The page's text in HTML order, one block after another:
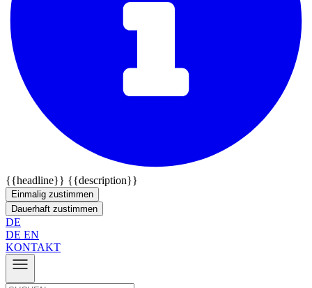
{{headline}} {{description}}
Einmalig zustimmen
Dauerhaft zustimmen
DE
DE EN
KONTAKT